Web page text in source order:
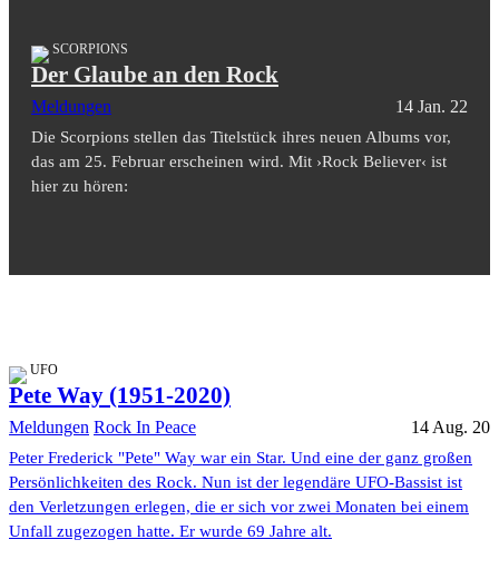
SCORPIONS
Der Glaube an den Rock
Meldungen 14 Jan. 22
Die Scorpions stellen das Titelstück ihres neuen Albums vor,
das am 25. Februar erscheinen wird. Mit ›Rock Believer‹ ist
hier zu hören:
UFO
Pete Way (1951-2020)
Meldungen Rock In Peace 14 Aug. 20
Peter Frederick "Pete" Way war ein Star. Und eine der ganz großen
Persönlichkeiten des Rock. Nun ist der legendäre UFO-Bassist ist
den Verletzungen erlegen, die er sich vor zwei Monaten bei einem
Unfall zugezogen hatte. Er wurde 69 Jahre alt.